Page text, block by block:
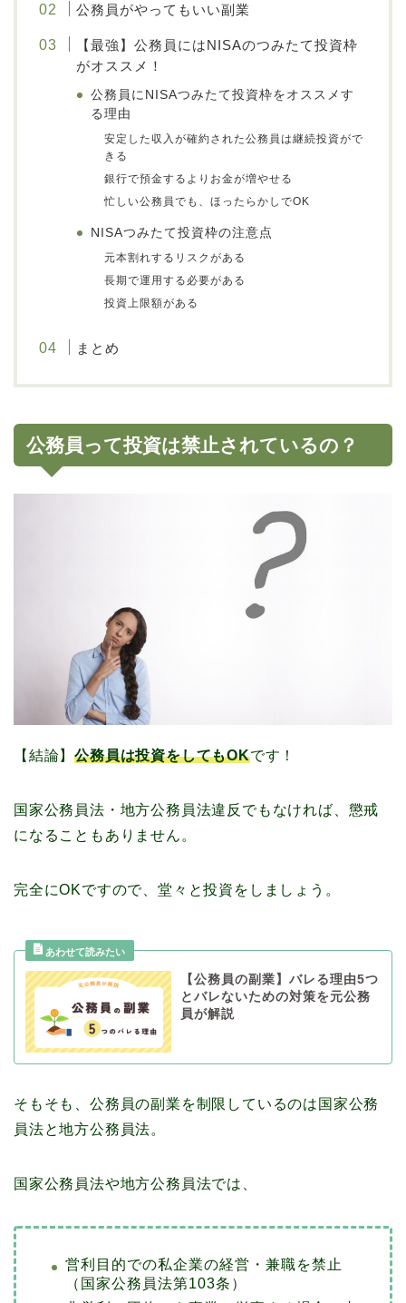
公務員がやってもいい副業
【最強】公務員にはNISAのつみたて投資枠
がオススメ！
公務員にNISAつみたて投資枠をオススメす
る理由
安定した収入が確約された公務員は継続投資がで
きる
銀行で預金するよりお金が増やせる
忙しい公務員でも、ほったらかしでOK
NISAつみたて投資枠の注意点
元本割れするリスクがある
長期で運用する必要がある
投資上限額がある
まとめ
公務員って投資は禁止されているの？
【結論】公務員は投資をしてもOKです！
国家公務員法・地方公務員法違反でもなければ、懲戒
になることもありません。
完全にOKですので、堂々と投資をしましょう。
【公務員の副業】バレる理由5つ
とバレないための対策を元公務
員が解説
そもそも、公務員の副業を制限しているのは国家公務
員法と地方公務員法。
国家公務員法や地方公務員法では、
営利目的での私企業の経営・兼職を禁止
（国家公務員法第103条）